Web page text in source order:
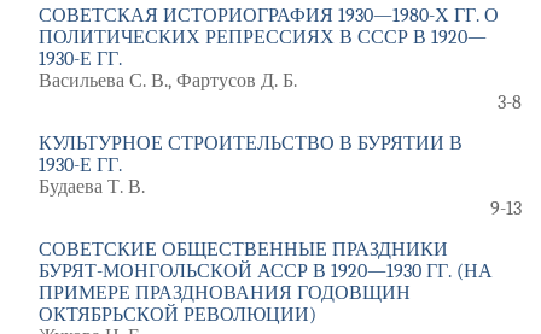
СОВЕТСКАЯ ИСТОРИОГРАФИЯ 1930—1980-Х ГГ. О
ПОЛИТИЧЕСКИХ РЕПРЕССИЯХ В СССР В 1920—
1930-Е ГГ.
Васильева С. В., Фартусов Д. Б.
3-8
КУЛЬТУРНОЕ СТРОИТЕЛЬСТВО В БУРЯТИИ В
1930-Е ГГ.
Будаева Т. В.
9-13
СОВЕТСКИЕ ОБЩЕСТВЕННЫЕ ПРАЗДНИКИ
БУРЯТ-МОНГОЛЬСКОЙ АССР В 1920—1930 ГГ. (НА
ПРИМЕРЕ ПРАЗДНОВАНИЯ ГОДОВЩИН
ОКТЯБРЬСКОЙ РЕВОЛЮЦИИ)